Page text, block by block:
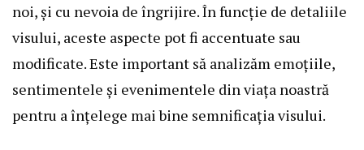
noi, și cu nevoia de îngrijire. În funcție de detaliile
visului, aceste aspecte pot fi accentuate sau
modificate. Este important să analizăm emoțiile,
sentimentele și evenimentele din viața noastră
pentru a înțelege mai bine semnificația visului.